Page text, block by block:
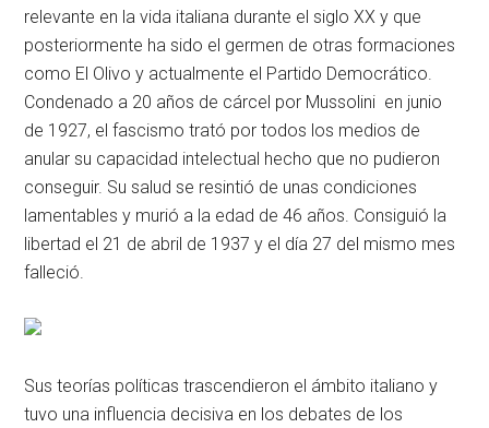
relevante en la vida italiana durante el siglo XX y que
posteriormente ha sido el germen de otras formaciones
como El Olivo y actualmente el Partido Democrático.
Condenado a 20 años de cárcel por Mussolini en junio
de 1927, el fascismo trató por todos los medios de
anular su capacidad intelectual hecho que no pudieron
conseguir. Su salud se resintió de unas condiciones
lamentables y murió a la edad de 46 años. Consiguió la
libertad el 21 de abril de 1937 y el día 27 del mismo mes
falleció.
Sus teorías políticas trascendieron el ámbito italiano y
tuvo una influencia decisiva en los debates de los